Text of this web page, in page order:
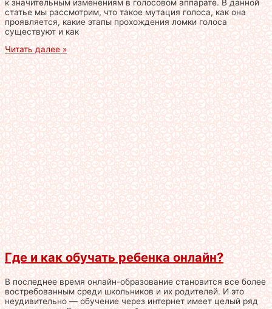
к значительным изменениям в голосовом аппарате. В данной
статье мы рассмотрим, что такое мутация голоса, как она
проявляется, какие этапы прохождения ломки голоса
существуют и как
Читать далее »
Где и как обучать ребенка онлайн?
В последнее время онлайн-образование становится все более
востребованным среди школьников и их родителей. И это
неудивительно — обучение через интернет имеет целый ряд